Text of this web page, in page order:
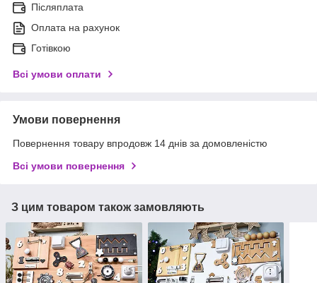
Післяплата
Оплата на рахунок
Готівкою
Всі умови оплати
Умови повернення
Повернення товару впродовж 14 днів за домовленістю
Всі умови повернення
З цим товаром також замовляють